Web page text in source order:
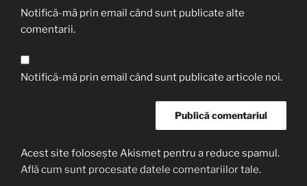
Notifică-mă prin email când sunt publicate alte
comentarii.
Notifică-mă prin email când sunt publicate articole noi.
Acest site folosește Akismet pentru a reduce spamul.
Află cum sunt procesate datele comentariilor tale.